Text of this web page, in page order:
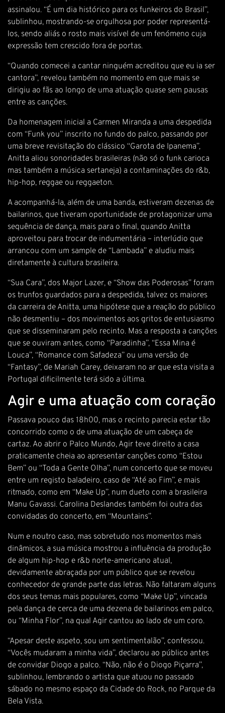
assinalou. “É um dia histórico para os funkeiros do Brasil”,
sublinhou, mostrando-se orgulhosa por poder representá-
los, sendo aliás o rosto mais visível de um fenómeno cuja
expressão tem crescido fora de portas.
“Quando comecei a cantar ninguém acreditou que eu ia ser
cantora”, revelou também no momento em que mais se
dirigiu ao fãs ao longo de uma atuação quase sem pausas
entre as canções.
Da homenagem inicial a Carmen Miranda a uma despedida
com “Funk you” inscrito no fundo do palco, passando por
uma breve revisitação do clássico “Garota de Ipanema”,
Anitta aliou sonoridades brasileiras (não só o funk carioca
mas também a música sertaneja) a contaminações do r&b,
hip-hop, reggae ou reggaeton.
A acompanhá-la, além de uma banda, estiveram dezenas de
bailarinos, que tiveram oportunidade de protagonizar uma
sequência de dança, mais para o final, quando Anitta
aproveitou para trocar de indumentária – interlúdio que
arrancou com um sample de “Lambada” e aludiu mais
diretamente à cultura brasileira.
“Sua Cara”, dos Major Lazer, e “Show das Poderosas” foram
os trunfos guardados para a despedida, talvez os maiores
da carreira de Anitta, uma hipótese que a reação do público
não desmentiu – dos movimentos aos gritos de entusiasmo
que se disseminaram pelo recinto. Mas a resposta a canções
que se ouviram antes, como “Paradinha”, “Essa Mina é
Louca”, “Romance com Safadeza” ou uma versão de
“Fantasy”, de Mariah Carey, deixaram no ar que esta visita a
Portugal dificilmente terá sido a última.
Agir e uma atuação com coração
Passava pouco das 18h00, mas o recinto parecia estar tão
concorrido como o de uma atuação de um cabeça de
cartaz. Ao abrir o Palco Mundo, Agir teve direito a casa
praticamente cheia ao apresentar canções como “Estou
Bem” ou “Toda a Gente Olha”, num concerto que se moveu
entre um registo baladeiro, caso de “Até ao Fim”, e mais
ritmado, como em “Make Up”, num dueto com a brasileira
Manu Gavassi. Carolina Deslandes também foi outra das
convidadas do concerto, em “Mountains”.
Num e noutro caso, mas sobretudo nos momentos mais
dinâmicos, a sua música mostrou a influência da produção
de algum hip-hop e r&b norte-americano atual,
devidamente abraçada por um público que se revelou
conhecedor de grande parte das letras. Não faltaram alguns
dos seus temas mais populares, como “Make Up”, vincada
pela dança de cerca de uma dezena de bailarinos em palco,
ou “Minha Flor”, na qual Agir cantou ao lado de um coro.
“Apesar deste aspeto, sou um sentimentalão”, confessou.
“Vocês mudaram a minha vida”, declarou ao público antes
de convidar Diogo a palco. “Não, não é o Diogo Piçarra”,
sublinhou, lembrando o artista que atuou no passado
sábado no mesmo espaço da Cidade do Rock, no Parque da
Bela Vista.